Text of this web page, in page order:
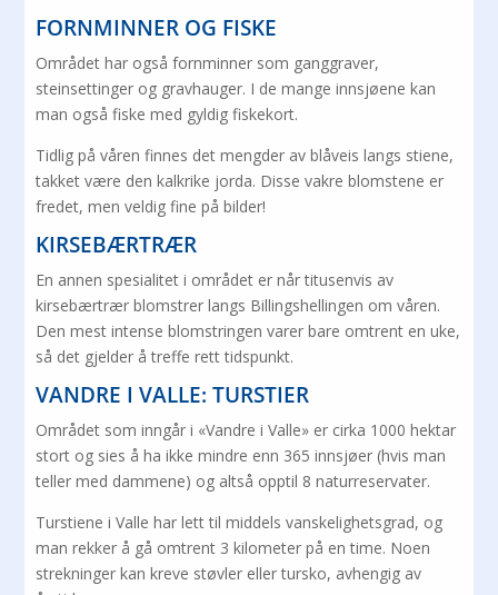
FORNMINNER OG FISKE
Området har også fornminner som ganggraver,
steinsettinger og gravhauger. I de mange innsjøene kan
man også fiske med gyldig fiskekort.
Tidlig på våren finnes det mengder av blåveis langs stiene,
takket være den kalkrike jorda. Disse vakre blomstene er
fredet, men veldig fine på bilder!
KIRSEBÆRTRÆR
En annen spesialitet i området er når titusenvis av
kirsebærtrær blomstrer langs Billingshellingen om våren.
Den mest intense blomstringen varer bare omtrent en uke,
så det gjelder å treffe rett tidspunkt.
VANDRE I VALLE: TURSTIER
Området som inngår i «Vandre i Valle» er cirka 1000 hektar
stort og sies å ha ikke mindre enn 365 innsjøer (hvis man
teller med dammene) og altså opptil 8 naturreservater.
Turstiene i Valle har lett til middels vanskelighetsgrad, og
man rekker å gå omtrent 3 kilometer på en time. Noen
strekninger kan kreve støvler eller tursko, avhengig av